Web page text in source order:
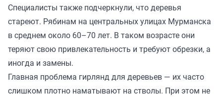
Специалисты также подчеркнули, что деревья
стареют. Рябинам на центральных улицах Мурманска
в среднем около 60–70 лет. В таком возрасте они
теряют свою привлекательность и требуют обрезки, а
иногда и замены.
Главная проблема гирлянд для деревьев — их часто
слишком плотно наматывают на стволы. При этом не